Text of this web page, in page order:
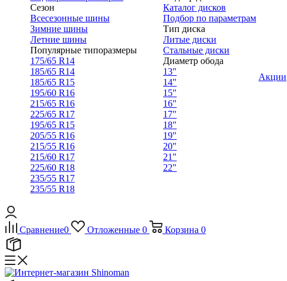
Сезон
Всесезонные шины
Зимние шины
Летние шины
Популярные типоразмеры
175/65 R14
185/65 R14
185/65 R15
195/60 R16
215/65 R16
225/65 R17
195/65 R15
205/55 R16
215/55 R16
215/60 R17
225/60 R18
235/55 R17
235/55 R18
Каталог дисков
Подбор по параметрам
Тип диска
Литые диски
Стальные диски
Диаметр обода
13"
14"
15"
16"
17"
18"
19"
20"
21"
22"
Акции
Сравнение0 Отложенные 0 Корзина 0